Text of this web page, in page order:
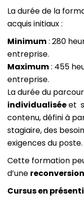
La durée de la
acquis initiaux :
Minimum: 280
entreprise.
Maximum: 455
entreprise.
La durée du
individualiséeet
contenu, défini à
stagiaire, des
exigences du poste.
Cette formation
d’une
Cursus en